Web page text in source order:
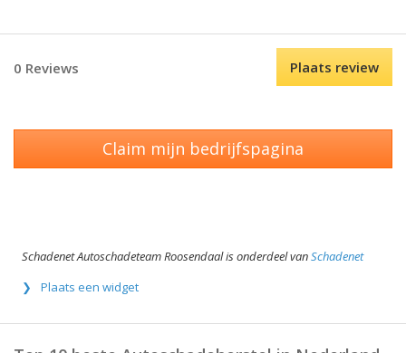
0 Reviews Plaats review
Claim mijn bedrijfspagina
Schadenet Autoschadeteam Roosendaal is onderdeel vanSchadenet
Plaats een widget